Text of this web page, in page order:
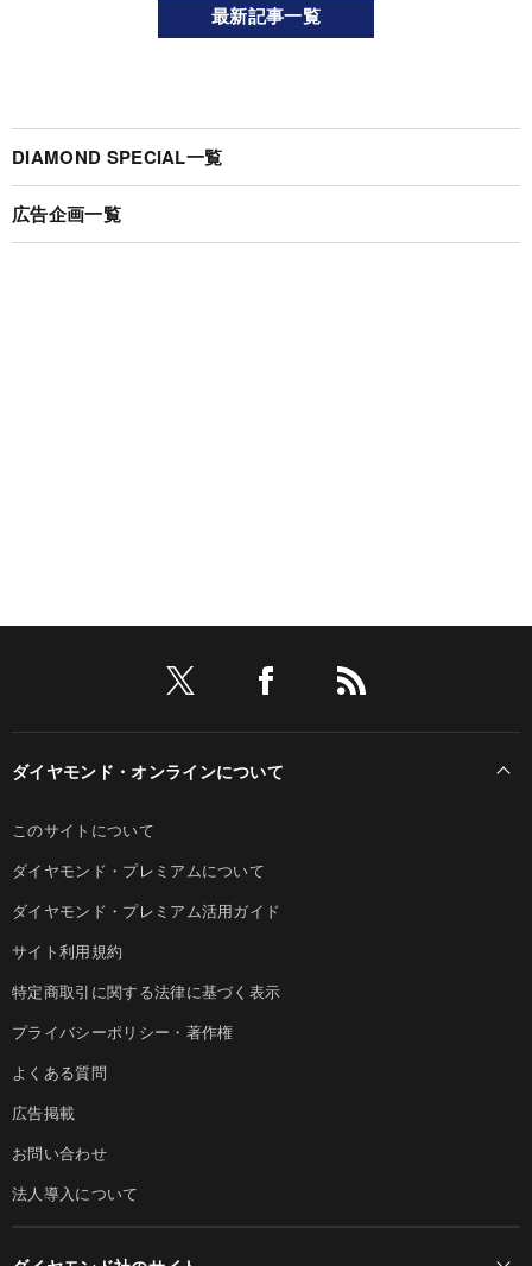
最新記事一覧
DIAMOND SPECIAL一覧
広告企画一覧
ダイヤモンド・オンラインについて
このサイトについて
ダイヤモンド・プレミアムについて
ダイヤモンド・プレミアム活用ガイド
サイト利用規約
特定商取引に関する法律に基づく表示
プライバシーポリシー・著作権
よくある質問
広告掲載
お問い合わせ
法人導入について